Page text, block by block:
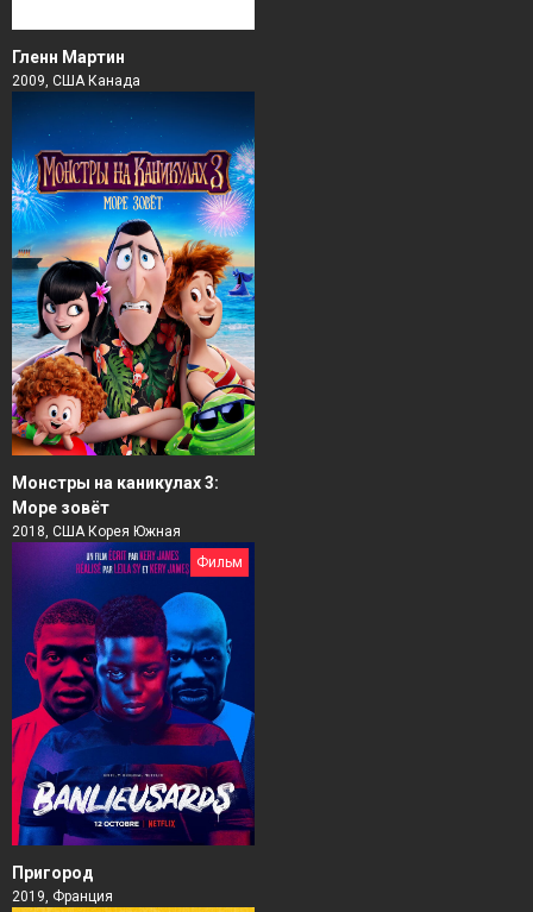
Гленн Мартин
2009, США Канада
Монстры на каникулах 3:
Море зовёт
2018, США Корея Южная
Фильм
Пригород
2019, Франция